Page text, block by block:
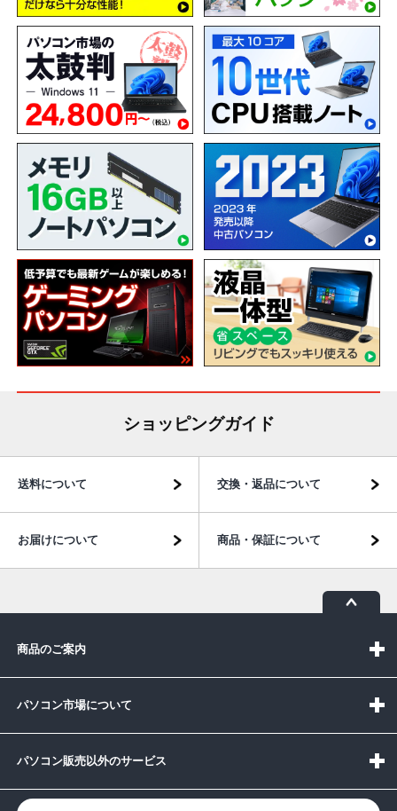
ショッピングガイド
送料について 交換・返品について
お届けについて 商品・保証について
商品のご案内
パソコン市場について
パソコン販売以外のサービス